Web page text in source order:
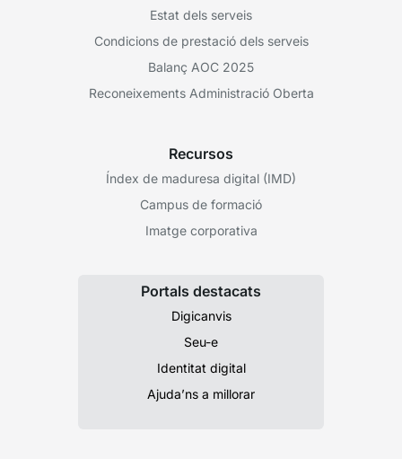
Estat dels serveis
Condicions de prestació dels serveis
Balanç AOC 2025
Reconeixements Administració Oberta
Recursos
Índex de maduresa digital (IMD)
Campus de formació
Imatge corporativa
Portals destacats
Digicanvis
Seu-e
Identitat digital
Ajuda’ns a millorar